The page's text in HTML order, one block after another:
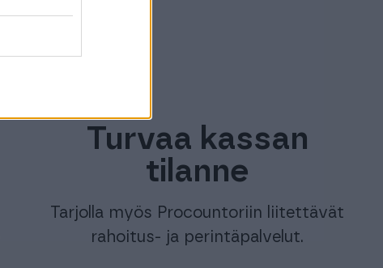
Turvaa kassan
tilanne
Tarjolla myös Procountoriin liitettävät
rahoitus- ja perintäpalvelut.